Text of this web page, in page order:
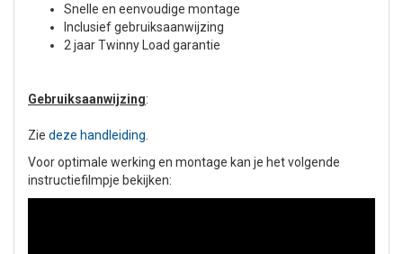
Snelle en eenvoudige montage
Inclusief gebruiksaanwijzing
2 jaar Twinny Load garantie
Gebruiksaanwijzing:
Zie deze handleiding.
Voor optimale werking en montage kan je het volgende
instructiefilmpje bekijken: